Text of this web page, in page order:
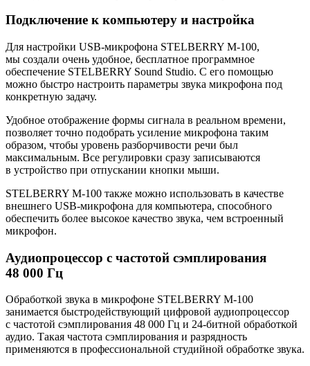
Подключение к компьютеру и настройка
Для настройки USB-микрофона STELBERRY M-100,
мы создали очень удобное, бесплатное программное
обеспечение STELBERRY Sound Studio. С его помощью
можно быстро настроить параметры звука микрофона под
конкретную задачу.
Удобное отображение формы сигнала в реальном времени,
позволяет точно подобрать усиление микрофона таким
образом, чтобы уровень разборчивости речи был
максимальным. Все регулировки сразу записываются
в устройство при отпускании кнопки мыши.
STELBERRY M-100 также можно использовать в качестве
внешнего USB-микрофона для компьютера, способного
обеспечить более высокое качество звука, чем встроенный
микрофон.
Аудиопроцессор с частотой сэмплирования
48 000 Гц
Обработкой звука в микрофоне STELBERRY M-100
занимается быстродействующий цифровой аудиопроцессор
с частотой сэмплирования 48 000 Гц и 24-битной обработкой
аудио. Такая частота сэмплирования и разрядность
применяются в профессиональной студийной обработке звука.